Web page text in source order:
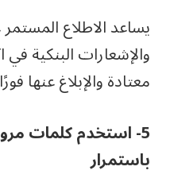
يساعد الاطلاع
والإشعارات البنكية
معتادة والإبلاغ عنها
5- استخدم كلمات
باستمرار